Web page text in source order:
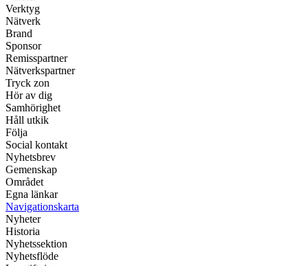
Verktyg
Nätverk
Brand
Sponsor
Remisspartner
Nätverkspartner
Tryck zon
Hör av dig
Samhörighet
Håll utkik
Följa
Social kontakt
Nyhetsbrev
Gemenskap
Området
Egna länkar
Navigationskarta
Nyheter
Historia
Nyhetssektion
Nyhetsflöde